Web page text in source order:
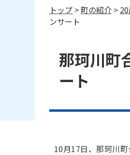
トップ > 町の紹介 >
ンサート
那珂川町
ート
10月17日、那珂川